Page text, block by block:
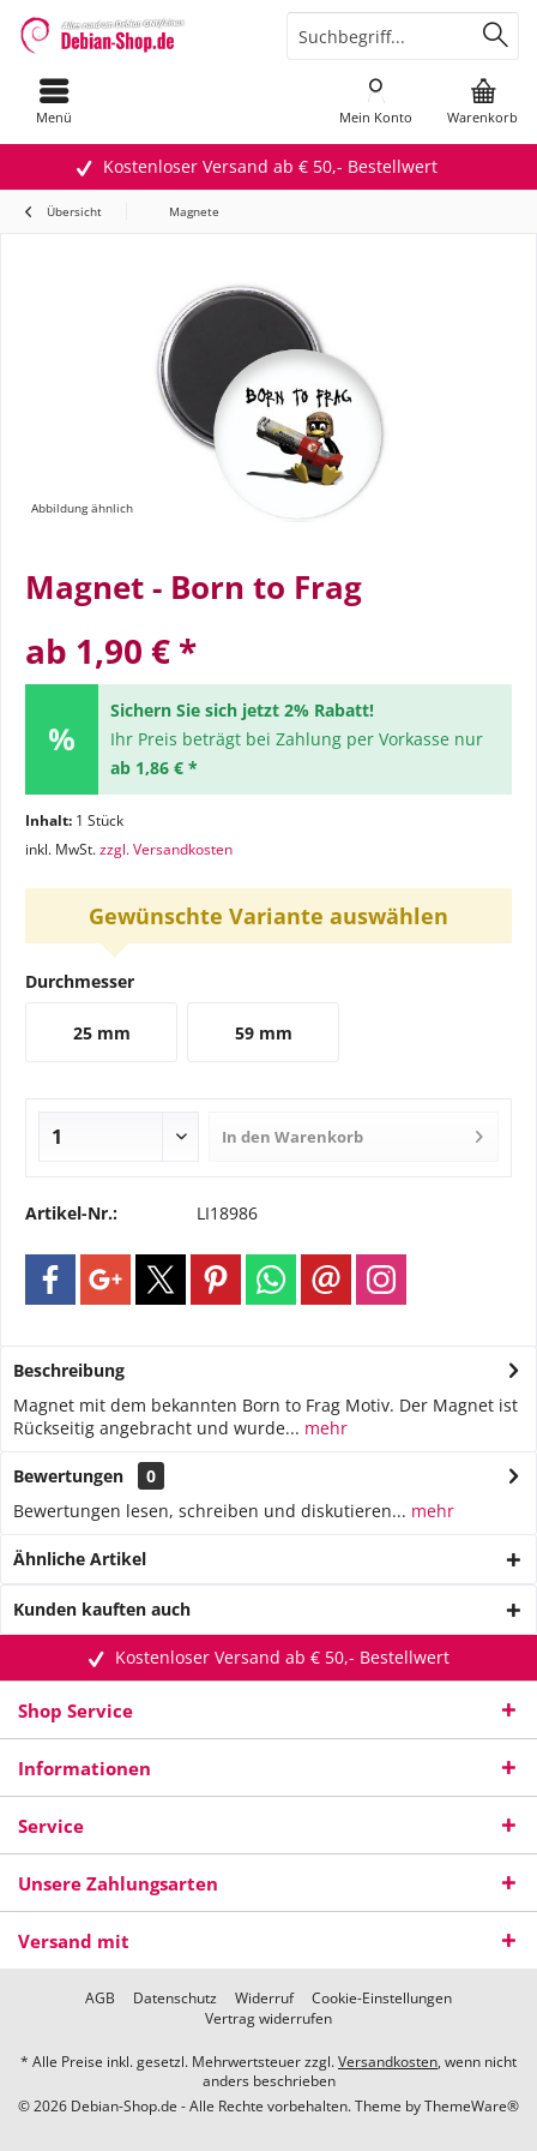
Kostenloser Versand ab € 50,- Bestellwert
Menü Warenkorb
Mein Konto
Übersicht Magnete
Abbildung ähnlich
Magnet - Born to Frag
ab 1,90 € *
Sichern Sie sich jetzt 2% Rabatt!
Ihr Preis beträgt bei Zahlung per Vorkasse nur
ab 1,86 € *
Inhalt: 1 Stück
inkl. MwSt.zzgl. Versandkosten
Gewünschte Variante auswählen
Durchmesser
25 mm 59 mm
In den Warenkorb
Artikel-Nr.: LI18986
Beschreibung
Magnet mit dem bekannten Born to Frag Motiv. Der Magnet ist
Rückseitig angebracht und wurde... mehr
Bewertungen
0
Bewertungen lesen, schreiben und diskutieren... mehr
Ähnliche Artikel
Kunden kauften auch
Kostenloser Versand ab € 50,- Bestellwert
Shop Service
Informationen
Service
Unsere Zahlungsarten
Versand mit
AGB Datenschutz Widerruf
Cookie-Einstellungen
Vertrag widerrufen
* Alle Preise inkl. gesetzl. Mehrwertsteuer zzgl.Versandkosten, wenn nicht
anders beschrieben
© 2026 Debian-Shop.de - Alle Rechte vorbehalten. Theme byThemeWare®